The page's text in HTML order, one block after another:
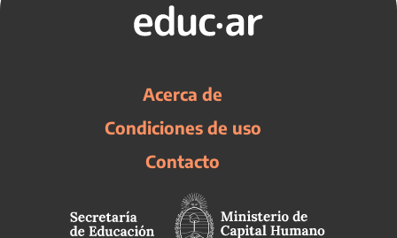
Acerca de
Condiciones de uso
Contacto